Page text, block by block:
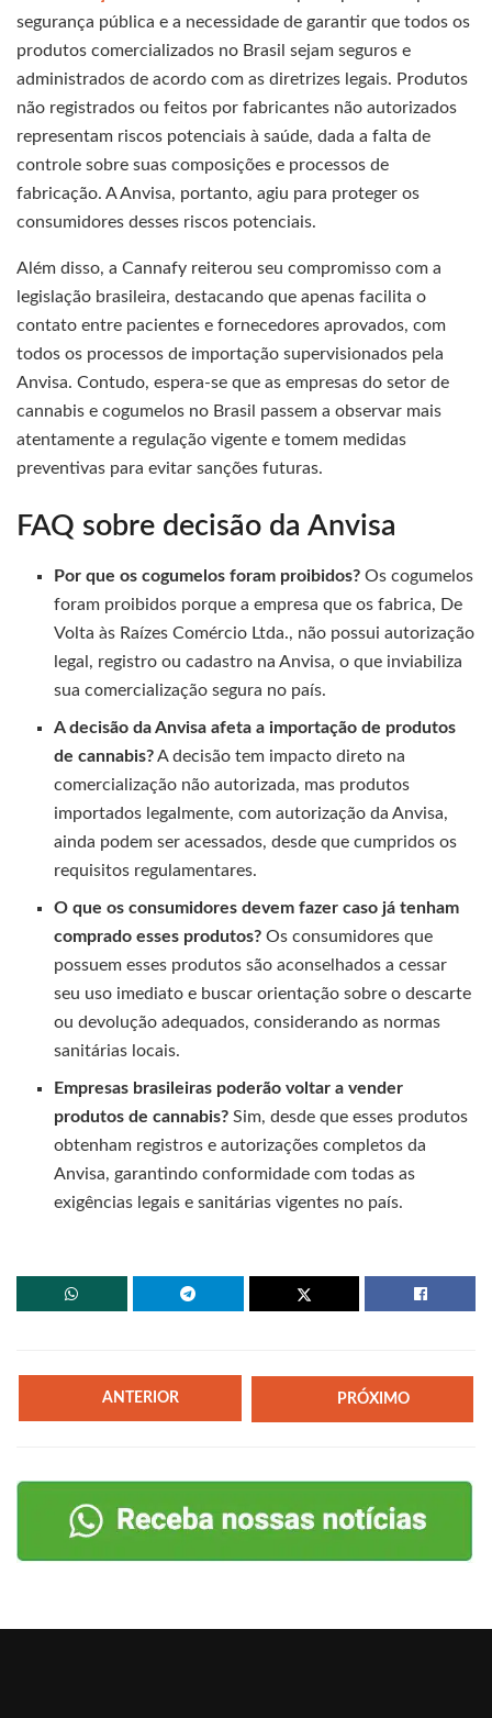
segurança pública e a necessidade de garantir que todos os
produtos comercializados no Brasil sejam seguros e
administrados de acordo com as diretrizes legais. Produtos
não registrados ou feitos por fabricantes não autorizados
representam riscos potenciais à saúde, dada a falta de
controle sobre suas composições e processos de
fabricação. A Anvisa, portanto, agiu para proteger os
consumidores desses riscos potenciais.
Além disso, a Cannafy reiterou seu compromisso com a
legislação brasileira, destacando que apenas facilita o
contato entre pacientes e fornecedores aprovados, com
todos os processos de importação supervisionados pela
Anvisa. Contudo, espera-se que as empresas do setor de
cannabis e cogumelos no Brasil passem a observar mais
atentamente a regulação vigente e tomem medidas
preventivas para evitar sanções futuras.
FAQ sobre decisão da Anvisa
Por que os cogumelos foram proibidos? Os cogumelos
foram proibidos porque a empresa que os fabrica, De
Volta às Raízes Comércio Ltda., não possui autorização
legal, registro ou cadastro na Anvisa, o que inviabiliza
sua comercialização segura no país.
A decisão da Anvisa afeta a importação de produtos
de cannabis?A decisão tem impacto direto na
comercialização não autorizada, mas produtos
importados legalmente, com autorização da Anvisa,
ainda podem ser acessados, desde que cumpridos os
requisitos regulamentares.
O que os consumidores devem fazer caso já tenham
comprado esses produtos? Os consumidores que
possuem esses produtos são aconselhados a cessar
seu uso imediato e buscar orientação sobre o descarte
ou devolução adequados, considerando as normas
sanitárias locais.
Empresas brasileiras poderão voltar a vender
produtos de cannabis? Sim, desde que esses produtos
obtenham registros e autorizações completos da
Anvisa, garantindo conformidade com todas as
exigências legais e sanitárias vigentes no país.
ANTERIOR PRÓXIMO